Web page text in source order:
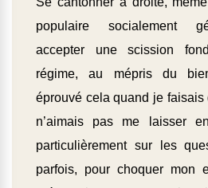
populaire socialement
accepter une scission
régime, au mépris du
éprouvé cela quand je
n’aimais pas me laisser
particulièrement sur les
parfois, pour choquer mon